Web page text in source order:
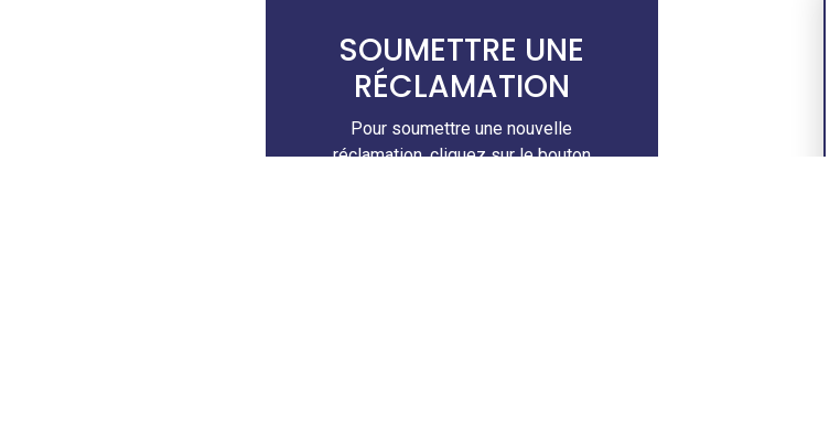
SOUMETTRE UNE
RÉCLAMATION
Pour soumettre une nouvelle
réclamation, cliquez sur le bouton